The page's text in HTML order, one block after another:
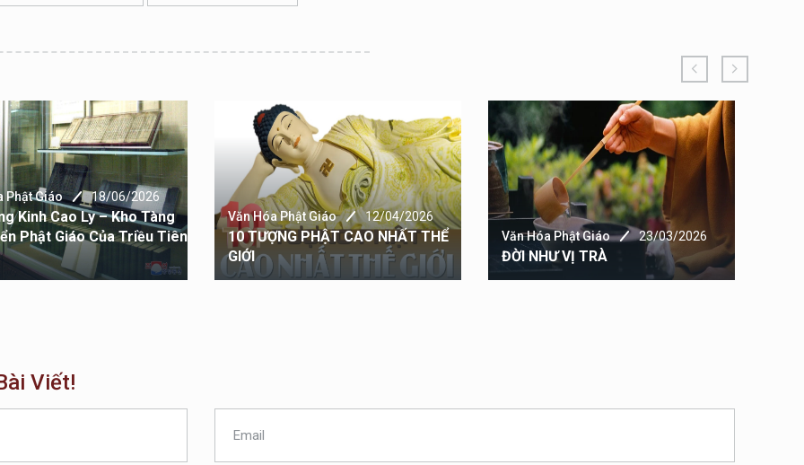
Phật Giáo 18/06/2026
Kinh Cao Ly – Kho Tàng
Phật Giáo Của Triều Tiên
Văn Hóa Phật Giáo 12/04/2026
10 TƯỢNG PHẬT CAO NHẤT THỂ
GIỚI
Văn Hóa Phật Giáo 23/03/2026
ĐỜI NHƯ VỊ TRÀ
Viết!